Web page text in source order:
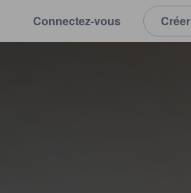
Connectez-vous